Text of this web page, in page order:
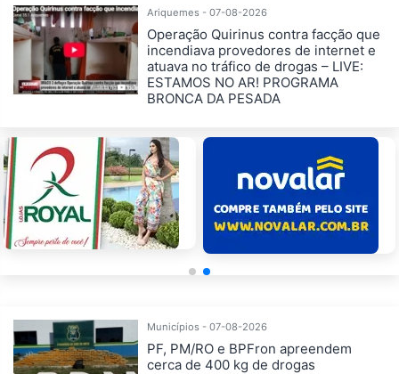
Ariquemes - 07-08-2026
Operação Quirinus contra facção que
incendiava provedores de internet e
atuava no tráfico de drogas – LIVE:
ESTAMOS NO AR! PROGRAMA
BRONCA DA PESADA
Municípios - 07-08-2026
PF, PM/RO e BPFron apreendem
cerca de 400 kg de drogas